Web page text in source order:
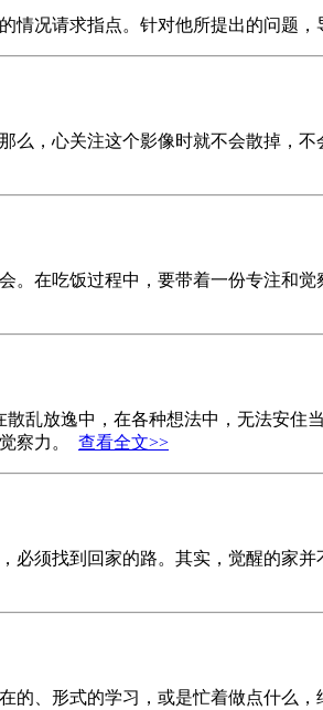
情况请求指点。针对他所提出的问题，
，心关注这个影像时就不会散掉，
。在吃饭过程中，要带着一份专注和
乱放逸中，在各种想法中，无法安住
察力。 查看全文>>
须找到回家的路。其实，觉醒的家
的、形式的学习，或是忙着做点什么